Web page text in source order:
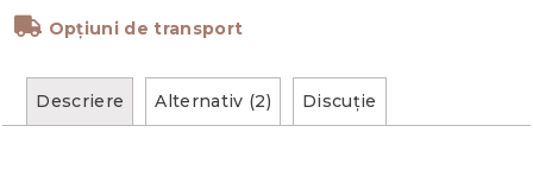
Opțiuni de transport
Descriere Alternativ (2) Discuţie